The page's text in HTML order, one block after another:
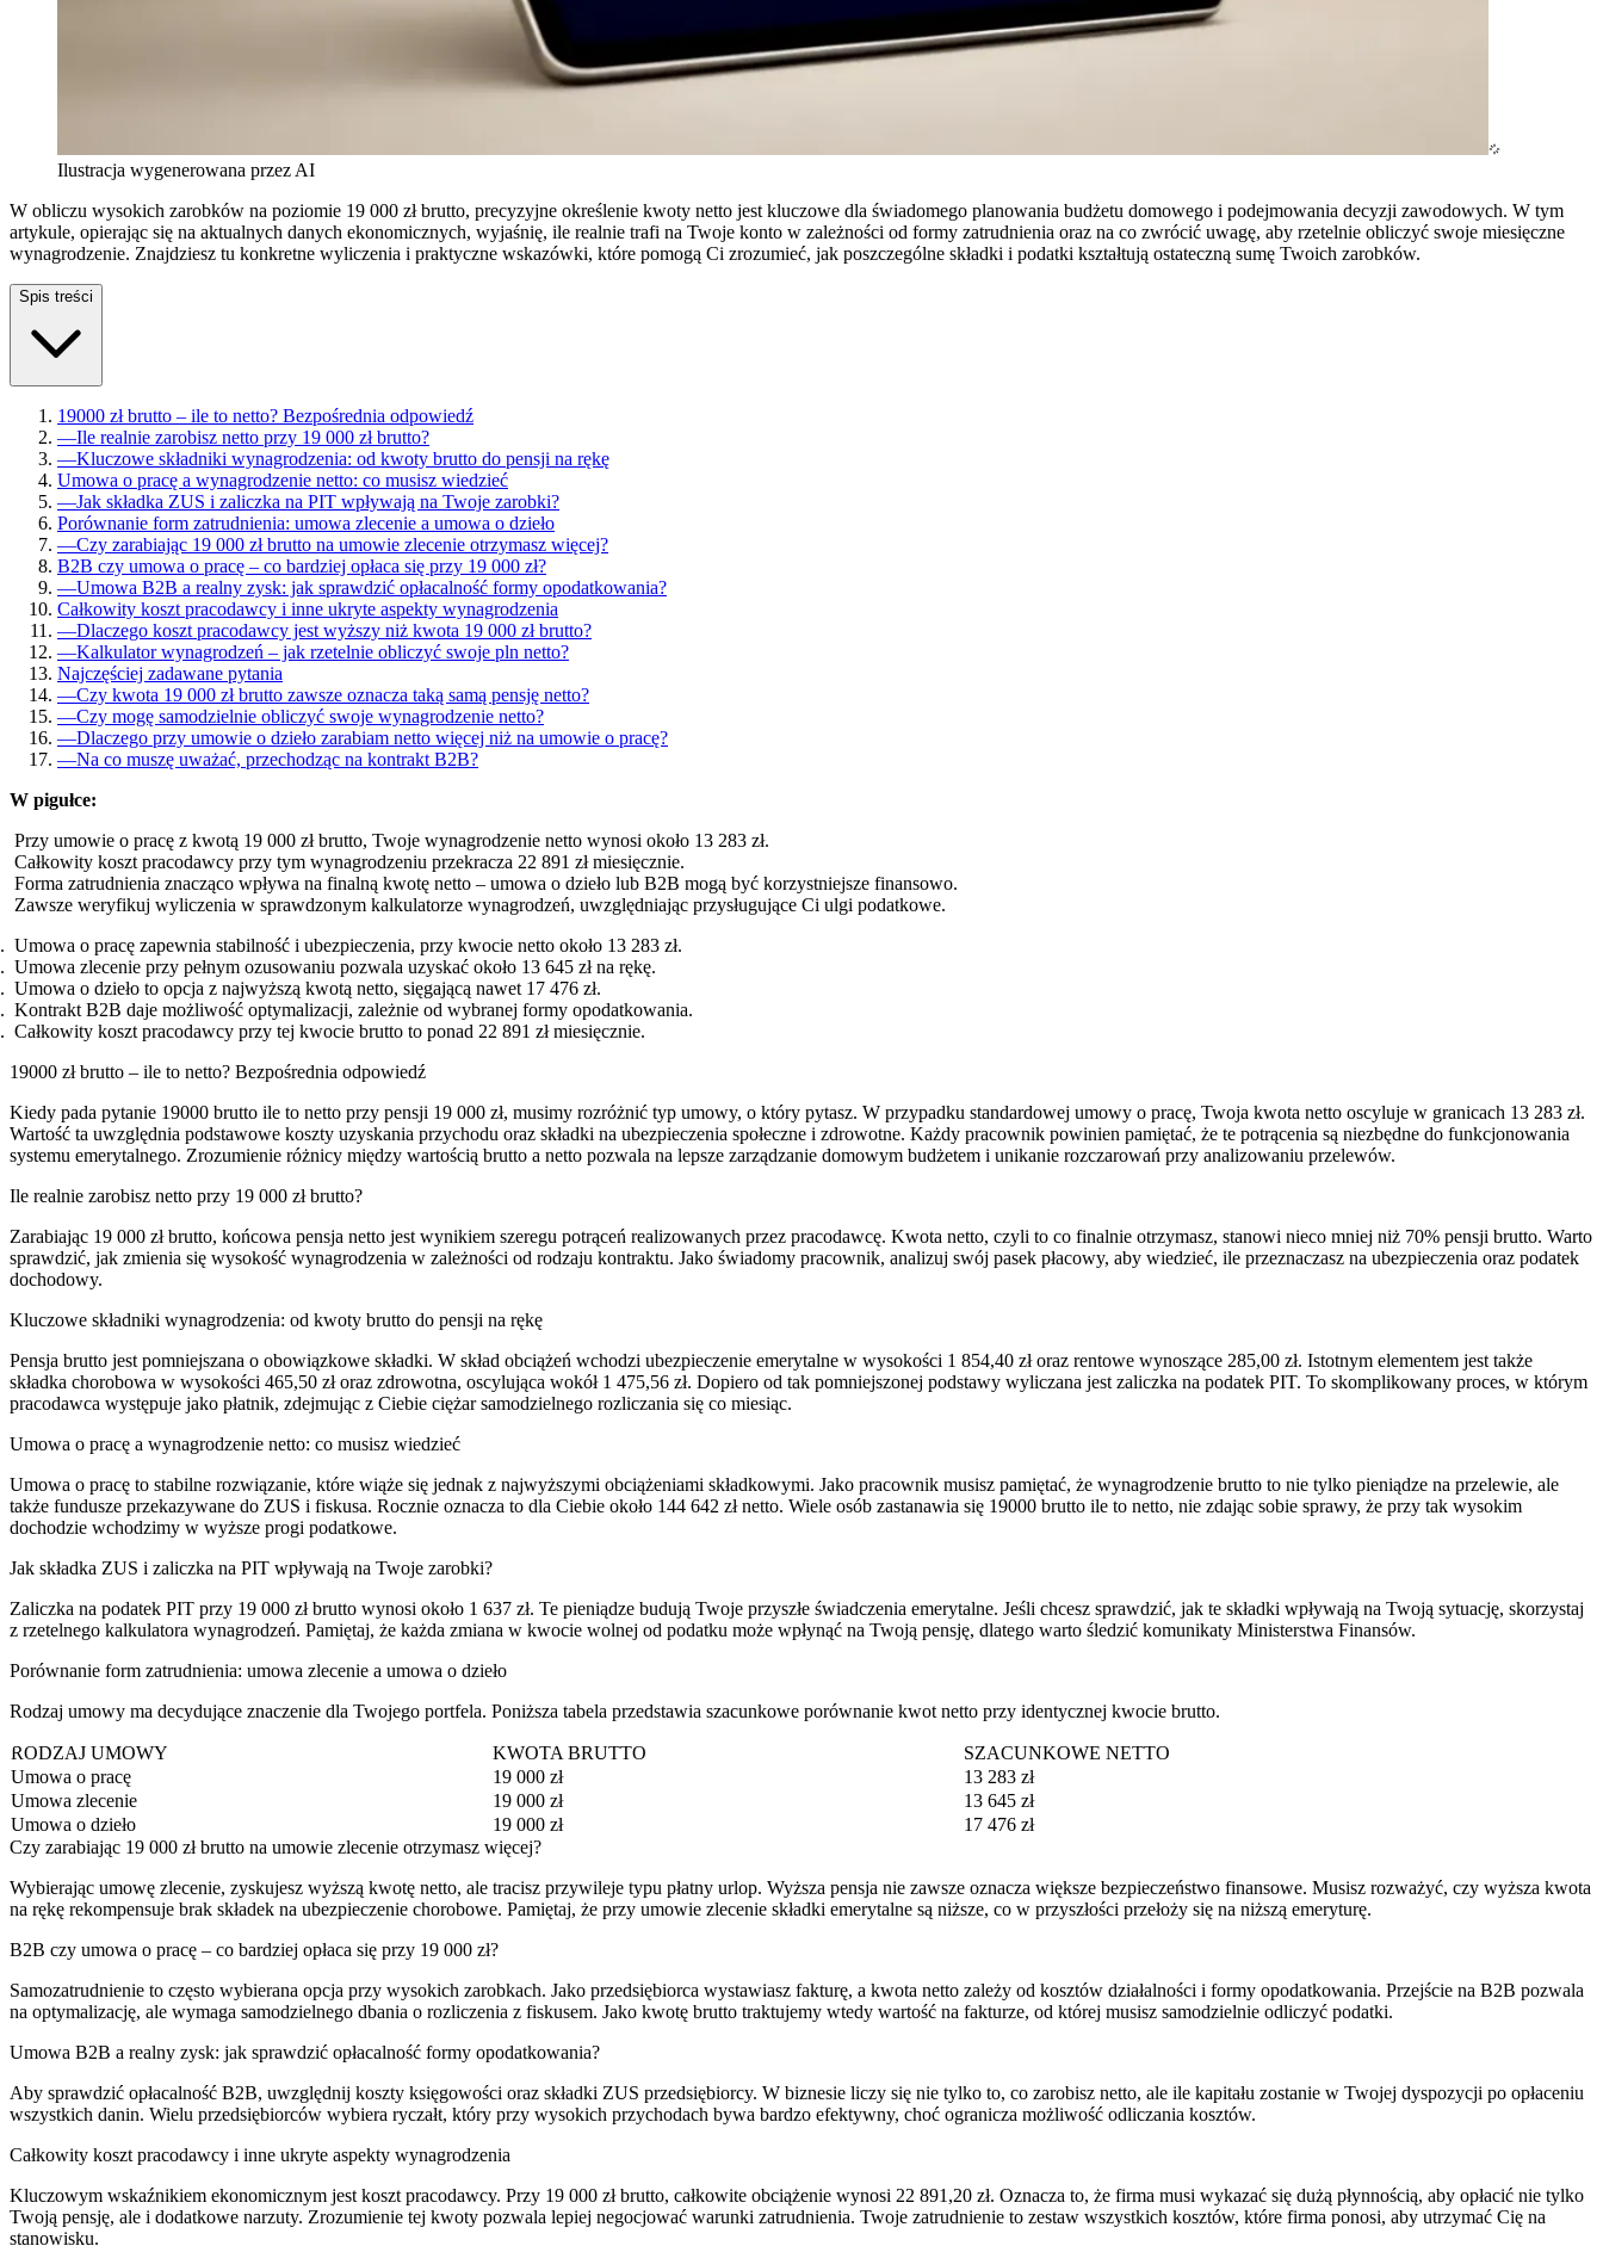
Ilustracja wygenerowana przez AI
W obliczu wysokich zarobków na poziomie 19 000 zł brutto, precyzyjne określenie kwoty netto jest kluczowe dla świadomego planowania budżetu domowego i podejmowania decyzji zawodowych. W tym
artykule, opierając się na aktualnych danych ekonomicznych, wyjaśnię, ile realnie trafi na Twoje konto w zależności od formy zatrudnienia oraz na co zwrócić uwagę, aby rzetelnie obliczyć swoje miesięczne
wynagrodzenie. Znajdziesz tu konkretne wyliczenia i praktyczne wskazówki, które pomogą Ci zrozumieć, jak poszczególne składki i podatki kształtują ostateczną sumę Twoich zarobków.
Spis treści
19000 zł brutto – ile to netto? Bezpośrednia odpowiedź
—Ile realnie zarobisz netto przy 19 000 zł brutto?
—Kluczowe składniki wynagrodzenia: od kwoty brutto do pensji na rękę
Umowa o pracę a wynagrodzenie netto: co musisz wiedzieć
—Jak składka ZUS i zaliczka na PIT wpływają na Twoje zarobki?
Porównanie form zatrudnienia: umowa zlecenie a umowa o dzieło
—Czy zarabiając 19 000 zł brutto na umowie zlecenie otrzymasz więcej?
B2B czy umowa o pracę – co bardziej opłaca się przy 19 000 zł?
—Umowa B2B a realny zysk: jak sprawdzić opłacalność formy opodatkowania?
Całkowity koszt pracodawcy i inne ukryte aspekty wynagrodzenia
—Dlaczego koszt pracodawcy jest wyższy niż kwota 19 000 zł brutto?
—Kalkulator wynagrodzeń – jak rzetelnie obliczyć swoje pln netto?
Najczęściej zadawane pytania
—Czy kwota 19 000 zł brutto zawsze oznacza taką samą pensję netto?
—Czy mogę samodzielnie obliczyć swoje wynagrodzenie netto?
—Dlaczego przy umowie o dzieło zarabiam netto więcej niż na umowie o pracę?
—Na co muszę uważać, przechodząc na kontrakt B2B?
W pigułce:
Przy umowie o pracę z kwotą 19 000 zł brutto, Twoje wynagrodzenie netto wynosi około 13 283 zł.
Całkowity koszt pracodawcy przy tym wynagrodzeniu przekracza 22 891 zł miesięcznie.
Forma zatrudnienia znacząco wpływa na finalną kwotę netto – umowa o dzieło lub B2B mogą być korzystniejsze finansowo.
Zawsze weryfikuj wyliczenia w sprawdzonym kalkulatorze wynagrodzeń, uwzględniając przysługujące Ci ulgi podatkowe.
Umowa o pracę zapewnia stabilność i ubezpieczenia, przy kwocie netto około 13 283 zł.
Umowa zlecenie przy pełnym ozusowaniu pozwala uzyskać około 13 645 zł na rękę.
Umowa o dzieło to opcja z najwyższą kwotą netto, sięgającą nawet 17 476 zł.
Kontrakt B2B daje możliwość optymalizacji, zależnie od wybranej formy opodatkowania.
Całkowity koszt pracodawcy przy tej kwocie brutto to ponad 22 891 zł miesięcznie.
19000 zł brutto – ile to netto? Bezpośrednia odpowiedź
Kiedy pada pytanie 19000 brutto ile to netto przy pensji 19 000 zł, musimy rozróżnić typ umowy, o który pytasz. W przypadku standardowej umowy o pracę, Twoja kwota netto oscyluje w granicach 13 283 zł.
Wartość ta uwzględnia podstawowe koszty uzyskania przychodu oraz składki na ubezpieczenia społeczne i zdrowotne. Każdy pracownik powinien pamiętać, że te potrącenia są niezbędne do funkcjonowania
systemu emerytalnego. Zrozumienie różnicy między wartością brutto a netto pozwala na lepsze zarządzanie domowym budżetem i unikanie rozczarowań przy analizowaniu przelewów.
Ile realnie zarobisz netto przy 19 000 zł brutto?
Zarabiając 19 000 zł brutto, końcowa pensja netto jest wynikiem szeregu potrąceń realizowanych przez pracodawcę. Kwota netto, czyli to co finalnie otrzymasz, stanowi nieco mniej niż 70% pensji brutto. Warto
sprawdzić, jak zmienia się wysokość wynagrodzenia w zależności od rodzaju kontraktu. Jako świadomy pracownik, analizuj swój pasek płacowy, aby wiedzieć, ile przeznaczasz na ubezpieczenia oraz podatek
dochodowy.
Kluczowe składniki wynagrodzenia: od kwoty brutto do pensji na rękę
Pensja brutto jest pomniejszana o obowiązkowe składki. W skład obciążeń wchodzi ubezpieczenie emerytalne w wysokości 1 854,40 zł oraz rentowe wynoszące 285,00 zł. Istotnym elementem jest także
składka chorobowa w wysokości 465,50 zł oraz zdrowotna, oscylująca wokół 1 475,56 zł. Dopiero od tak pomniejszonej podstawy wyliczana jest zaliczka na podatek PIT. To skomplikowany proces, w którym
pracodawca występuje jako płatnik, zdejmując z Ciebie ciężar samodzielnego rozliczania się co miesiąc.
Umowa o pracę a wynagrodzenie netto: co musisz wiedzieć
Umowa o pracę to stabilne rozwiązanie, które wiąże się jednak z najwyższymi obciążeniami składkowymi. Jako pracownik musisz pamiętać, że wynagrodzenie brutto to nie tylko pieniądze na przelewie, ale
także fundusze przekazywane do ZUS i fiskusa. Rocznie oznacza to dla Ciebie około 144 642 zł netto. Wiele osób zastanawia się 19000 brutto ile to netto, nie zdając sobie sprawy, że przy tak wysokim
dochodzie wchodzimy w wyższe progi podatkowe.
Jak składka ZUS i zaliczka na PIT wpływają na Twoje zarobki?
Zaliczka na podatek PIT przy 19 000 zł brutto wynosi około 1 637 zł. Te pieniądze budują Twoje przyszłe świadczenia emerytalne. Jeśli chcesz sprawdzić, jak te składki wpływają na Twoją sytuację, skorzystaj
z rzetelnego kalkulatora wynagrodzeń. Pamiętaj, że każda zmiana w kwocie wolnej od podatku może wpłynąć na Twoją pensję, dlatego warto śledzić komunikaty Ministerstwa Finansów.
Porównanie form zatrudnienia: umowa zlecenie a umowa o dzieło
Rodzaj umowy ma decydujące znaczenie dla Twojego portfela. Poniższa tabela przedstawia szacunkowe porównanie kwot netto przy identycznej kwocie brutto.
RODZAJ UMOWY KWOTA BRUTTO
SZACUNKOWE NETTO
Umowa o pracę
19 000 zł
13 283 zł
Umowa zlecenie
19 000 zł
13 645 zł
Umowa o dzieło
19 000 zł
17 476 zł
Czy zarabiając 19 000 zł brutto na umowie zlecenie otrzymasz więcej?
Wybierając umowę zlecenie, zyskujesz wyższą kwotę netto, ale tracisz przywileje typu płatny urlop. Wyższa pensja nie zawsze oznacza większe bezpieczeństwo finansowe. Musisz rozważyć, czy wyższa kwota
na rękę rekompensuje brak składek na ubezpieczenie chorobowe. Pamiętaj, że przy umowie zlecenie składki emerytalne są niższe, co w przyszłości przełoży się na niższą emeryturę.
B2B czy umowa o pracę – co bardziej opłaca się przy 19 000 zł?
Samozatrudnienie to często wybierana opcja przy wysokich zarobkach. Jako przedsiębiorca wystawiasz fakturę, a kwota netto zależy od kosztów działalności i formy opodatkowania. Przejście na B2B pozwala
na optymalizację, ale wymaga samodzielnego dbania o rozliczenia z fiskusem. Jako kwotę brutto traktujemy wtedy wartość na fakturze, od której musisz samodzielnie odliczyć podatki.
Umowa B2B a realny zysk: jak sprawdzić opłacalność formy opodatkowania?
Aby sprawdzić opłacalność B2B, uwzględnij koszty księgowości oraz składki ZUS przedsiębiorcy. W biznesie liczy się nie tylko to, co zarobisz netto, ale ile kapitału zostanie w Twojej dyspozycji po opłaceniu
wszystkich danin. Wielu przedsiębiorców wybiera ryczałt, który przy wysokich przychodach bywa bardzo efektywny, choć ogranicza możliwość odliczania kosztów.
Całkowity koszt pracodawcy i inne ukryte aspekty wynagrodzenia
Kluczowym wskaźnikiem ekonomicznym jest koszt pracodawcy. Przy 19 000 zł brutto, całkowite obciążenie wynosi 22 891,20 zł. Oznacza to, że firma musi wykazać się dużą płynnością, aby opłacić nie tylko
Twoją pensję, ale i dodatkowe narzuty. Zrozumienie tej kwoty pozwala lepiej negocjować warunki zatrudnienia. Twoje zatrudnienie to zestaw wszystkich kosztów, które firma ponosi, aby utrzymać Cię na
stanowisku.